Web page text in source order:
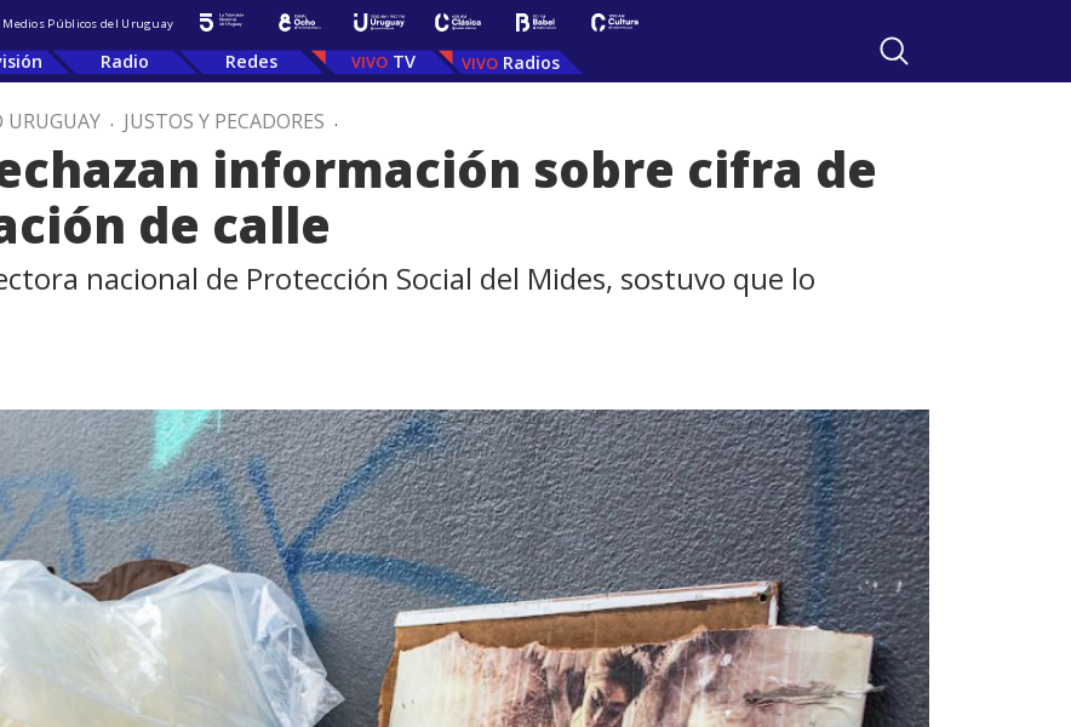
Medios Públicos del Uruguay
Radio Redes TV Radios
URUGUAY . JUSTOS Y PECADORES .
información sobre cifra de
de calle
nacional de Protección Social del Mides, sostuvo que lo